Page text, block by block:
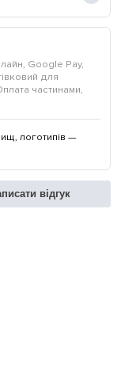
Google Pay,
для
частинами,
логотипів —
відгук